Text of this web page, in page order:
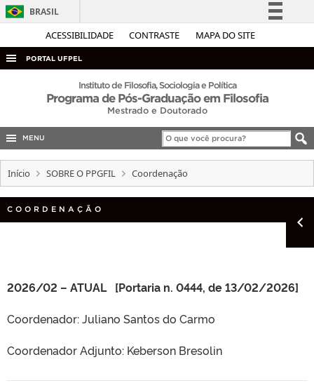
ACESSIBILIDADE CONTRASTE MAPA DO SITE
BRASIL
Simplifique!
Acesso à informação
Canais
PORTAL UFPEL
ACESSO À INFORMAÇÃO
AUDITORIA
EDITAIS
Instituto de Filosofia, Sociologia e Política
Programa de Pós-Graduação em Filosofia
Mestrado e Doutorado
MENU
Início SOBRE O PPGFIL Coordenação
COORDENAÇÃO
2026/02 – ATUAL [Portaria n. 0444, de 13/02/2026]
Coordenador: Juliano Santos do Carmo
Coordenador Adjunto: Keberson Bresolin